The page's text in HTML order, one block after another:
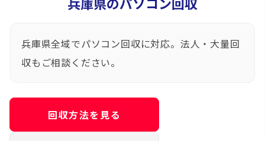
兵庫県全域でパソコン回収に対応。法人・大量回
収もご相談ください。
回収方法を見る